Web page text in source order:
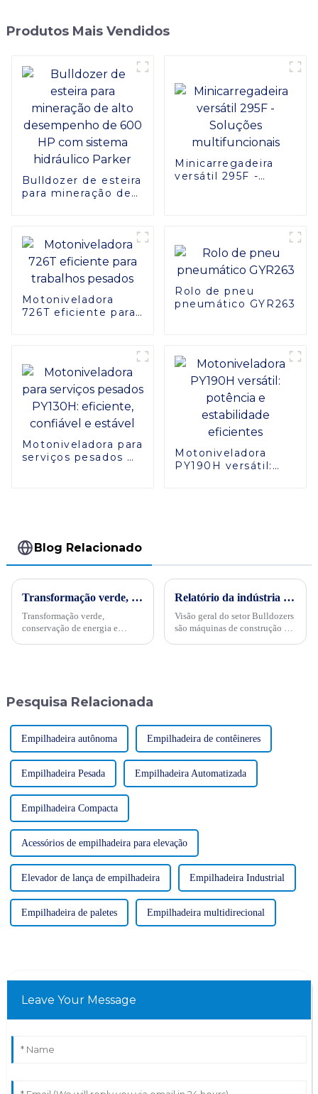
Produtos Mais Vendidos
Bulldozer de esteira
para mineração de
Parker
Minicarregadeira
versátil 295F -
Motoniveladora
726T eficiente para
Rolo de pneu
pneumático GYR263
Motoniveladora para
serviços pesados ​​
Motoniveladora
PY190H versátil:
Blog Relacionado
Transformação verde, conservação de energia e trabalho árduoPor ocasião da "34ª Semana Publicitária de Conservação de Energia" nacional de 2024, no dia 15 de maio, empresas internacionais realizaram projetos de energia
Transformação verde,
conservação de energia e
Relatório da indústria de escavadeiras de 2024, SINOMACH lidera a tendência
Visão geral do setor Bulldozers
são máquinas de construção em
Pesquisa Relacionada
Empilhadeira autônoma Empilhadeira de contêineres
Empilhadeira Pesada Empilhadeira Automatizada
Empilhadeira Compacta
Acessórios de empilhadeira para elevação
Elevador de lança de empilhadeira Empilhadeira Industrial
Empilhadeira de paletes Empilhadeira multidirecional
Leave Your Message